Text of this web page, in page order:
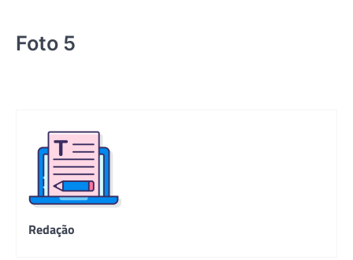
Foto 5
Redação